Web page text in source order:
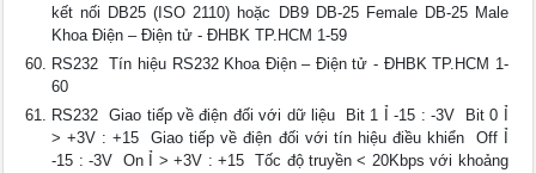
kết nối DB25 (ISO 2110) hoặc DB9 DB-25 Female DB-25 Male
Khoa Điện – Điện tử - ĐHBK TP.HCM 1-59
RS232  Tín hiệu RS232 Khoa Điện – Điện tử - ĐHBK TP.HCM 1-
60
RS232  Giao tiếp về điện đối với dữ liệu  Bit 1 Ỉ -15 : -3V  Bit 0 Ỉ
> +3V : +15  Giao tiếp về điện đối với tín hiệu điều khiển  Off Ỉ
-15 : -3V  On Ỉ > +3V : +15  Tốc độ truyền < 20Kbps với khoảng